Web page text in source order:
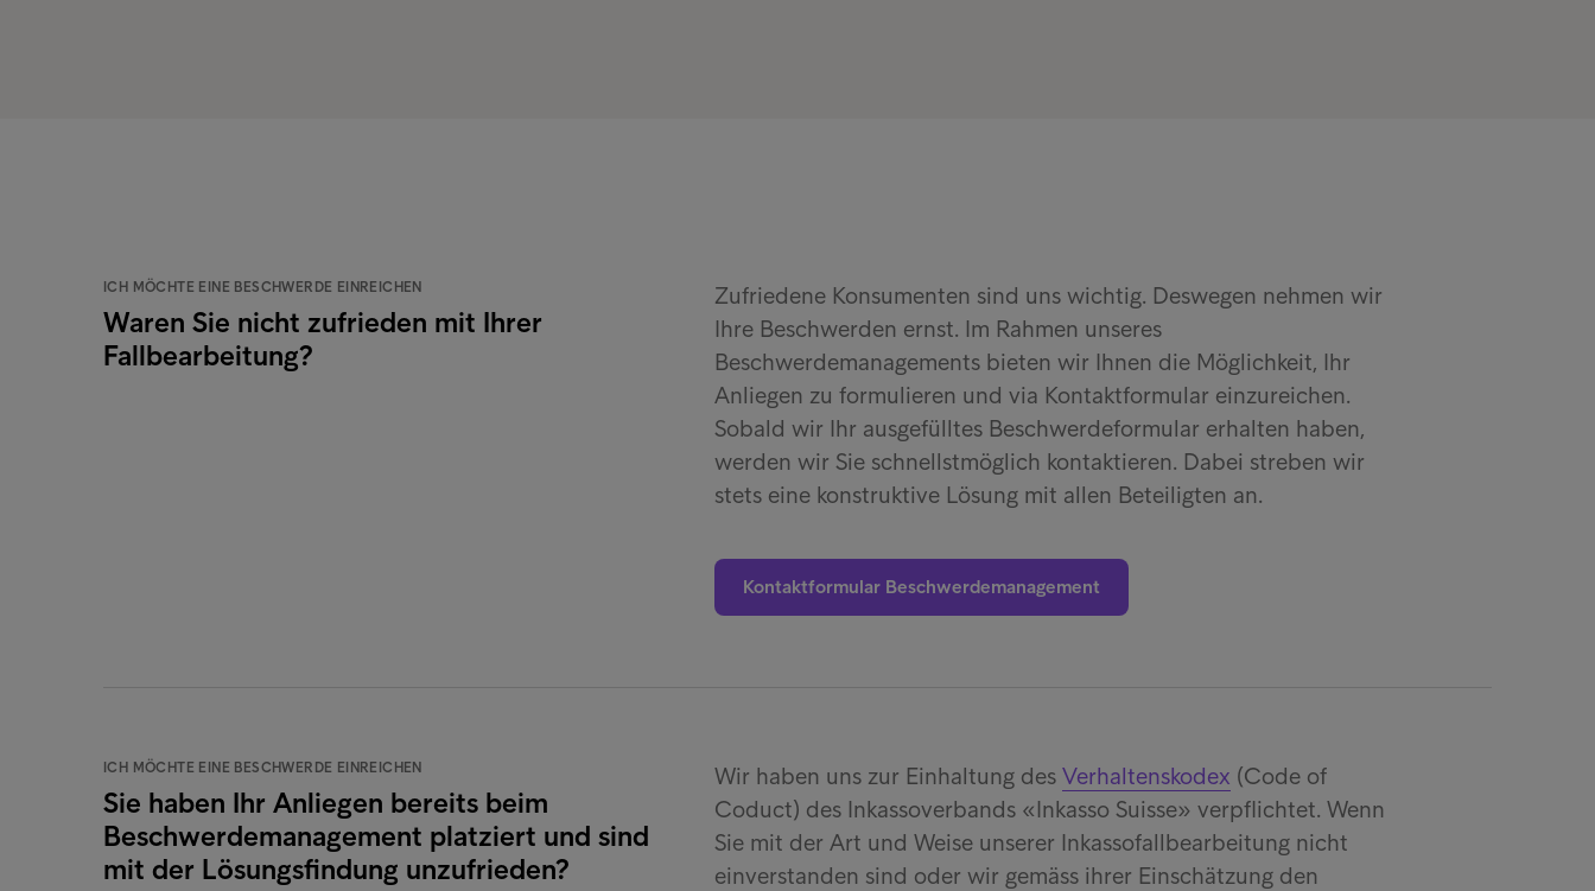
ICH MÖCHTE EINE BESCHWERDE EINREICHEN
Waren Sie nicht zufrieden mit Ihrer
Fallbearbeitung?
Zufriedene Konsumenten sind uns wichtig. Deswegen nehmen wir
Ihre Beschwerden ernst. Im Rahmen unseres
Beschwerdemanagements bieten wir Ihnen die Möglichkeit, Ihr
Anliegen zu formulieren und via Kontaktformular einzureichen.
Sobald wir Ihr ausgefülltes Beschwerdeformular erhalten haben,
werden wir Sie schnellstmöglich kontaktieren. Dabei streben wir
stets eine konstruktive Lösung mit allen Beteiligten an.
Kontaktformular Beschwerdemanagement
ICH MÖCHTE EINE BESCHWERDE EINREICHEN
Sie haben Ihr Anliegen bereits beim
Beschwerdemanagement platziert und sind
mit der Lösungsfindung unzufrieden?
Wir haben uns zur Einhaltung des Verhaltenskodex (Code of
Coduct) des Inkassoverbands «Inkasso Suisse» verpflichtet. Wenn
Sie mit der Art und Weise unserer Inkassofallbearbeitung nicht
einverstanden sind oder wir gemäss ihrer Einschätzung den